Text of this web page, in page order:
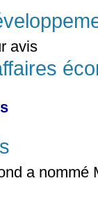
avis
a nommé